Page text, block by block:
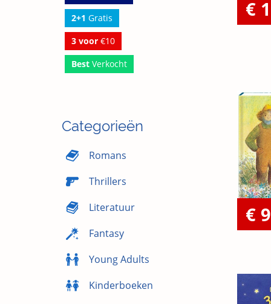
2+1 Gratis
3 voor €10
Best Verkocht
Categorieën
Romans
Thrillers
Literatuur
Fantasy
Young Adults
Kinderboeken
€
€